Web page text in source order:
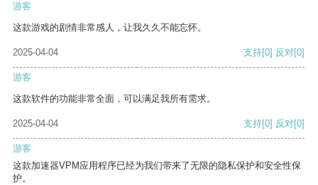
游客
这款游戏的剧情非常感人，让我久久不能忘怀。
2025-04-04 支持[0] 反对[0]
游客
这款软件的功能非常全面，可以满足我所有需求。
2025-04-04 支持[0] 反对[0]
游客
这款加速器VPM应用程序已经为我们带来了无限的隐私保护和安全性保
护。